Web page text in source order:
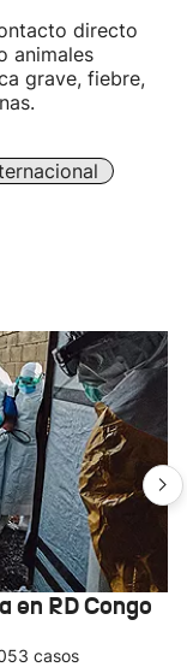
directo
animales
grave, fiebre,
en RD Congo
casos